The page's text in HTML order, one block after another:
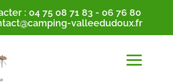
: 04 75 08 71 83 - 06 76 80
valleedudoux.fr